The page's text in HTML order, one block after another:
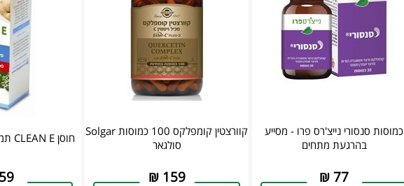
כמוסות סנסורי נייצ'רס פרו - מסייע
בהרגעת מתחים
77
₪
קוורצטין קומפלקס 100 כמוסות Solgar
סולגאר
159
₪
חוסן CLEAN E תמצית 50 מ"ל Neta
59